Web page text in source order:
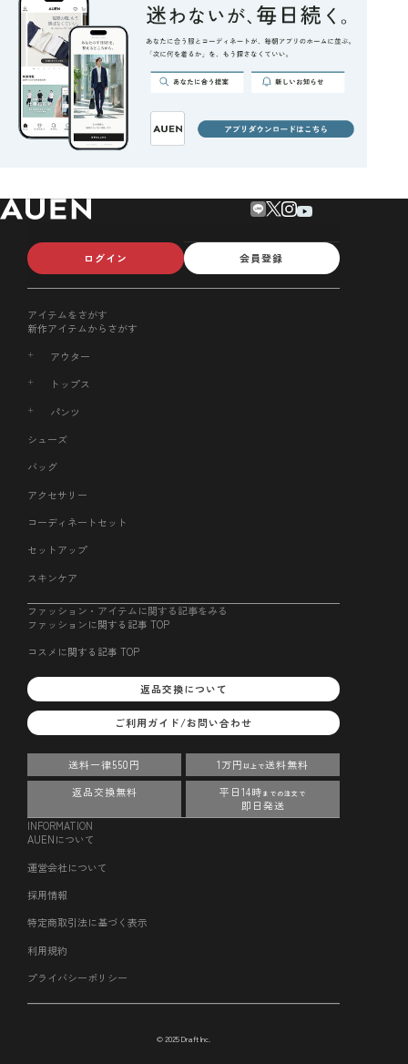
ログイン 会員登録
アイテムをさがす
新作アイテムからさがす
アウター
トップス
パンツ
シューズ
バッグ
アクセサリー
コーディネートセット
セットアップ
スキンケア
ファッション・アイテムに関する記事をみる
ファッションに関する記事 TOP
コスメに関する記事 TOP
返品交換について
ご利用ガイド/お問い合わせ
送料一律550円 1万円 以上で送料無料
返品交換無料
平日14時 までの注文で
即日発送
INFORMATION
AUENについて
運営会社について
採用情報
特定商取引法に基づく表示
利用規約
プライバシーポリシー
© 2025 Draft Inc.